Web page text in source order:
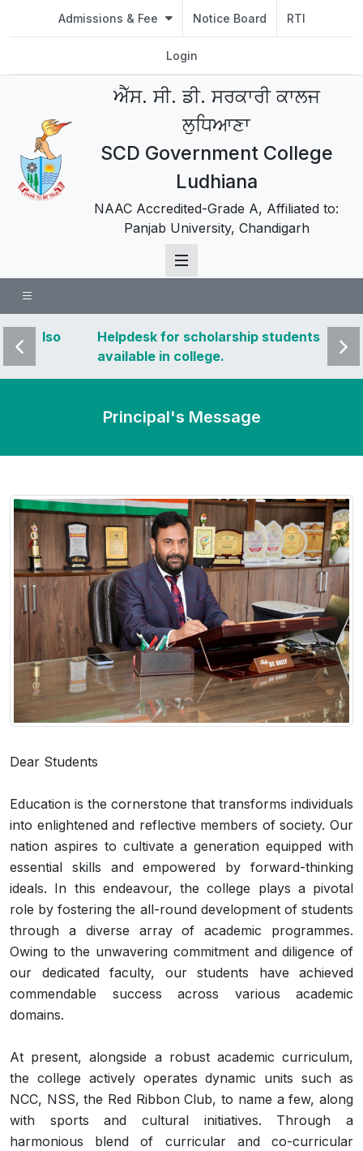
Admissions & Fee Notice Board RTI
Login
ਐੱਸ. ਸੀ. ਡੀ. ਸਰਕਾਰੀ ਕਾਲਜ
ਲੁਧਿਆਣਾ
SCD Government College
Ludhiana
NAAC Accredited-Grade A, Affiliated to:
Panjab University, Chandigarh
Helpdesk for scholarship students also
available in college.
Principal's Message
Dear Students
Education is the cornerstone that transforms individuals
into enlightened and reflective members of society. Our
nation aspires to cultivate a generation equipped with
essential skills and empowered by forward-thinking
ideals. In this endeavour, the college plays a pivotal
role by fostering the all-round development of students
through a diverse array of academic programmes.
Owing to the unwavering commitment and diligence of
our dedicated faculty, our students have achieved
commendable success across various academic
domains.
At present, alongside a robust academic curriculum,
the college actively operates dynamic units such as
NCC, NSS, the Red Ribbon Club, to name a few, along
with sports and cultural initiatives. Through a
harmonious blend of curricular and co-curricular